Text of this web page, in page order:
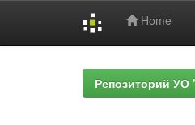
Home
Репозиторий УО